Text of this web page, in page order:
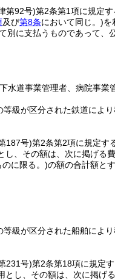
第92号)第2条第1項に規定
及び第8条において同じ。)を
別に支払うものであって、
水道事業管理者、病院事業
級が区分された鉄道によ
187号)第2条第2項に規定す
し、その額は、次に掲げる
に限る。)の額の合計額とす
級が区分された船舶によ
231号)第2条第18項に規定
とし、その額は、次に掲げ